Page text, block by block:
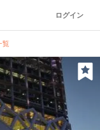
ログイン
覧